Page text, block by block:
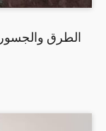
الطرق